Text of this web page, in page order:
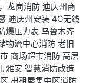
龙岗消防 迪庆州商
迪庆州安装 4G无线
爆压力表 乌鲁木齐
物流中心消防 老旧
商场超市消防 高层
雅安 智慧消防改造
出租屋集中区消防